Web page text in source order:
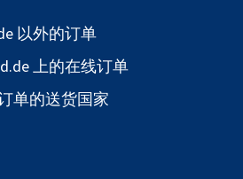
以外的订单
上的在线订单
单的送货国家